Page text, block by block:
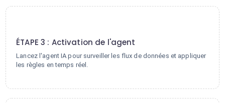
ÉTAPE 3 : Activation de l'agent
Lancez l'agent IA pour surveiller les flux de données et appliquer
les règles en temps réel.